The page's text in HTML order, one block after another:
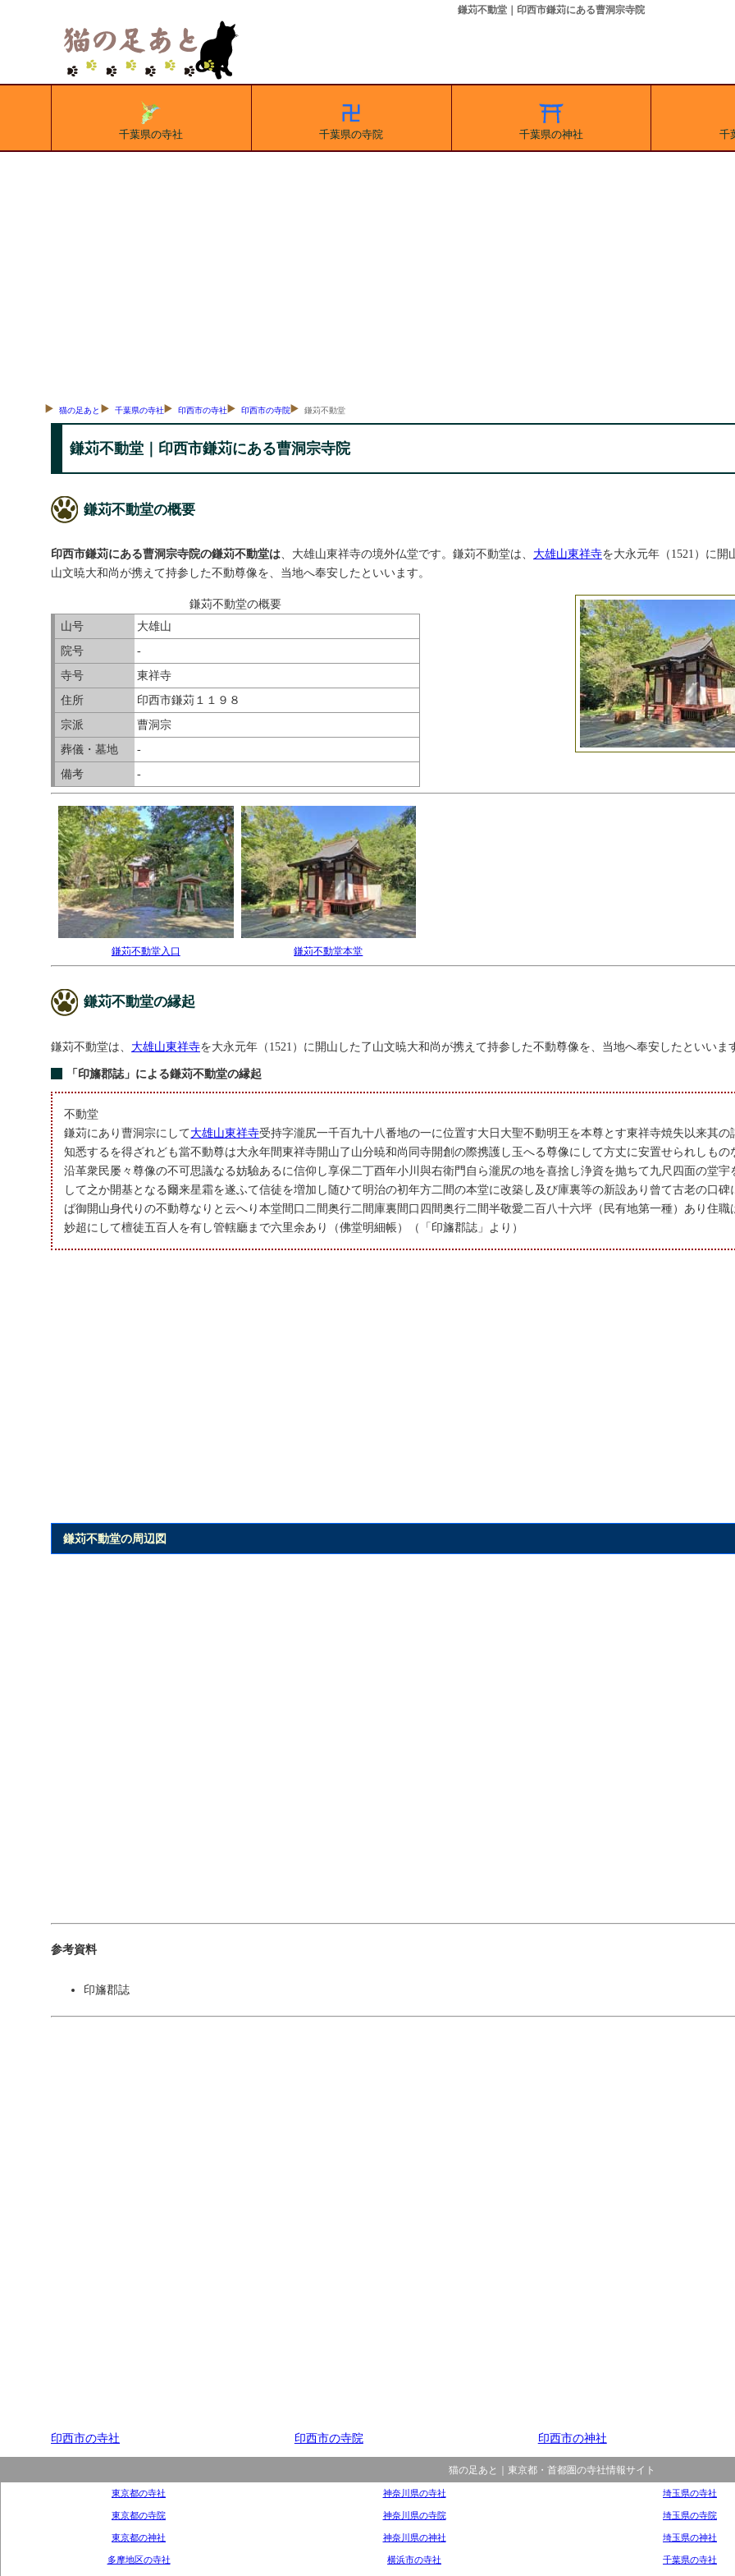
鎌苅不動堂｜印西市鎌苅にある曹洞宗寺院
千葉県の寺社 千葉県の寺院 千葉県の神社 千
猫の足あと 千葉県の寺社 印西市の寺社 印西市の寺院 鎌苅不動堂
鎌苅不動堂｜印西市鎌苅にある曹洞宗寺院
鎌苅不動堂の概要
印西市鎌苅にある曹洞宗寺院の鎌苅不動堂は、大雄山東祥寺の境外仏堂です。鎌苅不動堂は、 大雄山東祥寺を大永元年（1521）に開
山文暁大和尚が携えて持参した不動尊像を、当地へ奉安したといいます。
鎌苅不動堂の概要
山号
大雄山
院号
-
寺号
東祥寺
住所
印西市鎌苅１１９８
宗派
曹洞宗
葬儀・墓地
-
備考
-
鎌苅不動堂入口 鎌苅不動堂本堂
鎌苅不動堂の縁起
鎌苅不動堂は、 大雄山東祥寺を大永元年（1521）に開山した了山文暁大和尚が携えて持参した不動尊像を、当地へ奉安したといいま
「印旛郡誌」による鎌苅不動堂の縁起
不動堂
鎌苅にあり曹洞宗にして大雄山東祥寺受持字瀧尻一千百九十八番地の一に位置す大日大聖不動明王を本尊とす東祥寺焼失以来其の
知悉するを得ざれども當不動尊は大永年間東祥寺開山了山分暁和尚同寺開創の際携護し玉へる尊像にして方丈に安置せられしもの
沿革衆民屡々尊像の不可思議なる妨驗あるに信仰し享保二丁酉年小川與右衛門自ら瀧尻の地を喜捨し浄資を抛ちて九尺四面の堂宇
して之か開基となる爾来星霜を遂ふて信徒を増加し随ひて明治の初年方二間の本堂に改築し及び庫裏等の新設あり曾て古老の口碑
ば御開山身代りの不動尊なりと云へり本堂間口二間奥行二間庫裏間口四間奥行二間半敬愛二百八十六坪（民有地第一種）あり住職
妙超にして檀徒五百人を有し管轄廳まで六里余あり（佛堂明細帳）（「印旛郡誌」より）
鎌苅不動堂の周辺図
参考資料
印旛郡誌
印西市の寺社 印西市の寺院 印西市の神社
猫の足あと｜東京都・首都圏の寺社情報サイト
東京都の寺社
東京都の寺院
東京都の神社
多摩地区の寺社
神奈川県の寺社
神奈川県の寺院
神奈川県の神社
横浜市の寺社
埼玉県の寺社
埼玉県の寺院
埼玉県の神社
千葉県の寺社